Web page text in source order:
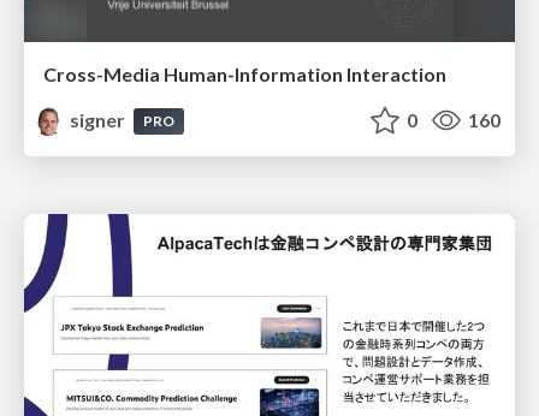
Cross-Media Human-Information Interaction
signer
PRO 0 160